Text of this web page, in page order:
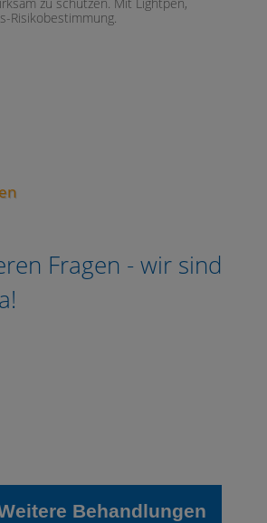
Risikobestimmung.
Fragen - wir sind
Behandlungen